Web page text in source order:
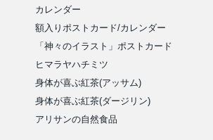
カレンダー
額入りポストカード/カレンダー
「神々のイラスト」ポストカード
ヒマラヤハチミツ
身体が喜ぶ紅茶(アッサム)
身体が喜ぶ紅茶(ダージリン)
アリサンの自然食品